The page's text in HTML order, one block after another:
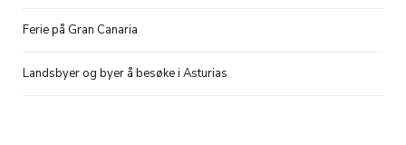
Ferie på Gran Canaria
Landsbyer og byer å besøke i Asturias